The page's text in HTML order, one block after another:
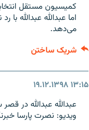
اما عبدالله عبدالله
می‌دهد.
شریک ساختن
۱۳:۱۵ ۱۹.۱۲.۱۳۹۸
عبدالله عبدالله در
ویدیو: نصرت پارسا